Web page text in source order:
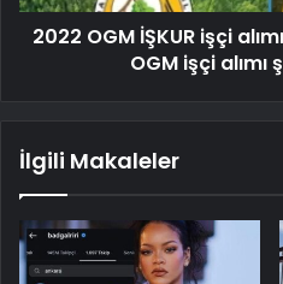
2022 OGM İŞKUR işçi
OGM işçi alımı
İlgili Makaleler